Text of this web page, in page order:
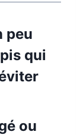
peu
qui
ou